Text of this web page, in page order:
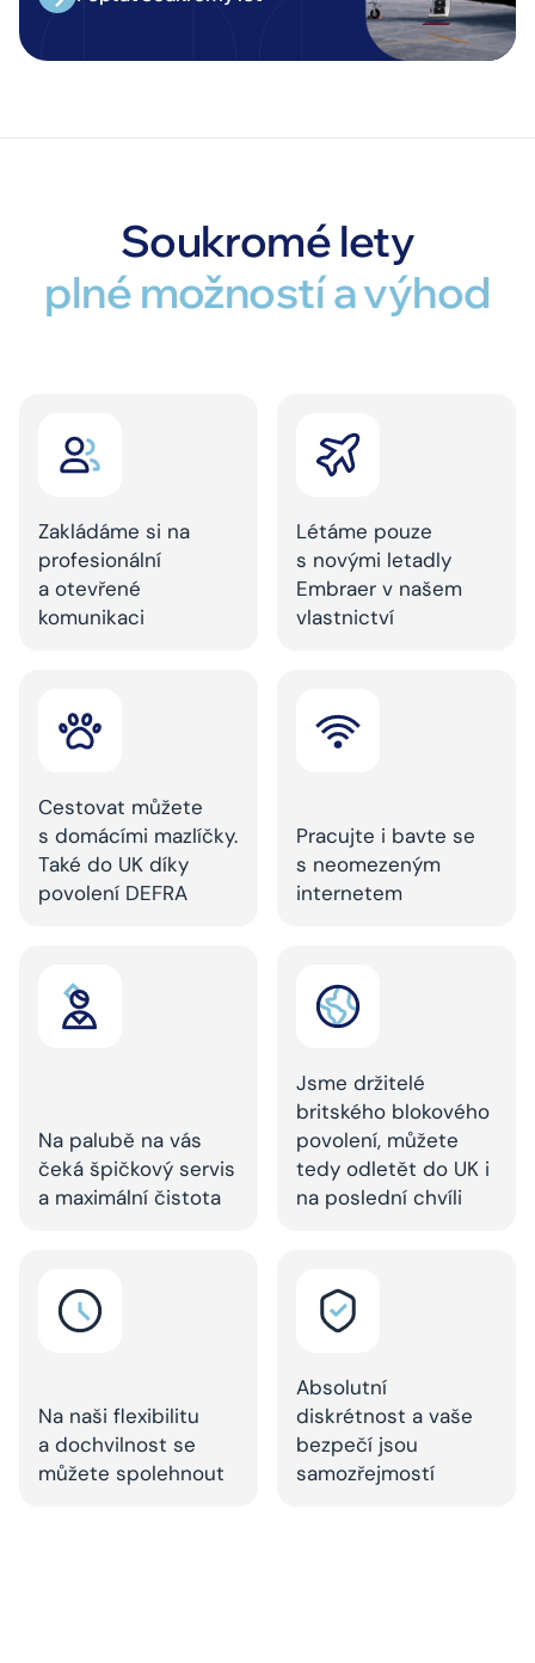
Soukromé lety
plné možností a výhod
Zakládáme si na
profesionální
a otevřené
komunikaci
Létáme pouze
s novými letadly
Embraer v našem
vlastnictví
Cestovat můžete
s domácími mazlíčky.
Také do UK díky
povolení DEFRA
Pracujte i bavte se
s neomezeným
internetem
Na palubě na vás
čeká špičkový servis
a maximální čistota
Jsme držitelé
britského blokového
povolení, můžete
tedy odletět do UK i
na poslední chvíli
Na naši flexibilitu
a dochvilnost se
můžete spolehnout
Absolutní
diskrétnost a vaše
bezpečí jsou
samozřejmostí